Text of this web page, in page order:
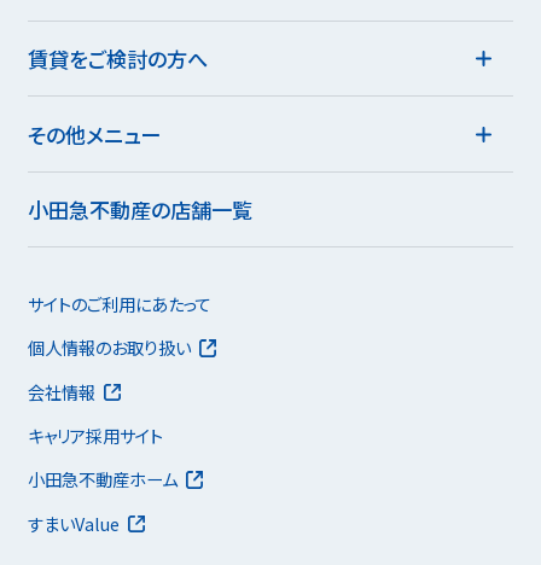
賃貸をご検討の方へ
その他メニュー
小田急不動産の店舗一覧
サイトのご利用にあたって
個人情報のお取り扱い
会社情報
キャリア採用サイト
小田急不動産ホーム
すまいValue